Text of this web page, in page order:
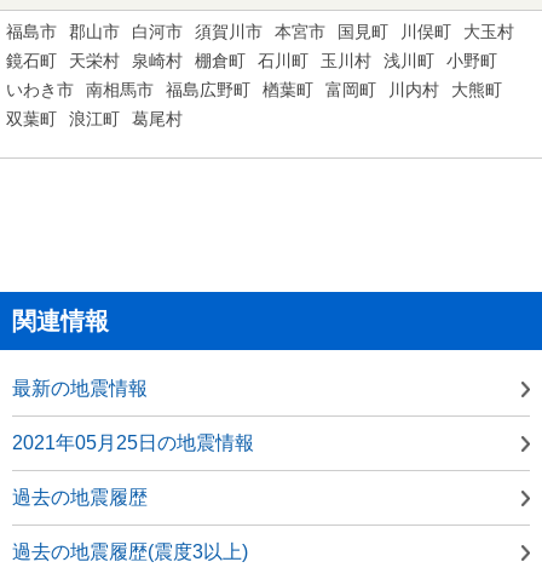
福島市 郡山市 白河市 須賀川市 本宮市 国見町 川俣町
大玉村
鏡石町
天栄村 泉崎村 棚倉町 石川町 玉川村 浅川町
小野町
いわき市
南相馬市 福島広野町 楢葉町 富岡町 川内村
大熊町
双葉町
浪江町 葛尾村
関連情報
最新の地震情報
2021年05月25日の地震情報
過去の地震履歴
過去の地震履歴(震度3以上)